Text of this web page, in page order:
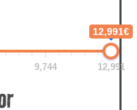
12,991€
9,744 12,991